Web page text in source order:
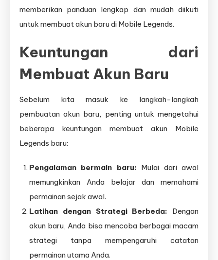
memberikan panduan lengkap dan mudah diikuti
untuk membuat akun baru di Mobile Legends.
Keuntungan dari
Membuat Akun Baru
Sebelum kita masuk ke langkah-langkah
pembuatan akun baru, penting untuk mengetahui
beberapa keuntungan membuat akun Mobile
Legends baru:
Pengalaman bermain baru: Mulai dari awal
memungkinkan Anda belajar dan memahami
permainan sejak awal.
Latihan dengan Strategi Berbeda: Dengan
akun baru, Anda bisa mencoba berbagai macam
strategi tanpa mempengaruhi catatan
permainan utama Anda.